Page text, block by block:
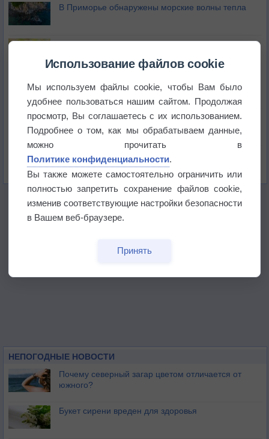
В Приморье обнаружены морские волны тепла
Изменение климата повлияло на ареал обитания
Погода в Краснодаре 6 августа
Погода в Санкт-Петербурге 6 августа
НЕПОГОДНЫЕ НОВОСТИ
Почему северный загар цветом отличается от
южного?
Букет сирени вреден для здоровья
Использование файлов cookie
Мы используем файлы cookie, чтобы Вам было
удобнее пользоваться нашим сайтом. Продолжая
просмотр, Вы соглашаетесь с их использованием.
Подробнее о том, как мы обрабатываем данные,
можно прочитать в
Политике конфиденциальности.
Вы также можете самостоятельно ограничить или
полностью запретить сохранение файлов cookie,
изменив соответствующие настройки безопасности
в Вашем веб-браузере.
Принять